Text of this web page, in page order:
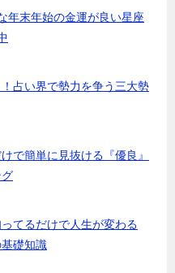
年末年始の金運が良い星座
占い界で勢力を争う三大勢
で簡単に見抜ける『優良』
ってるだけで人生が変わる
基礎知識